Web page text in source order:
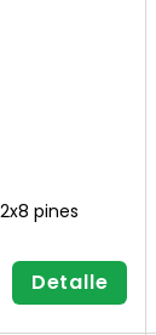
pines
Detalle